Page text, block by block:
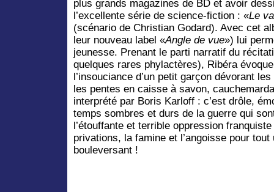
plus grands magazines de BD et avoir
l’excellente série de science-fiction : «Le
(scénario de Christian Godard). Avec cet
leur nouveau label «Angle de vue») lui
jeunesse. Prenant le parti narratif du
quelques rares phylactères), Ribéra
l’insouciance d’un petit garçon dévorant
les pentes en caisse à savon,
interprété par Boris Karloff : c’est drôle,
temps sombres et durs de la guerre qui
l’étouffante et terrible oppression
privations, la famine et l’angoisse pour tout
bouleversant !